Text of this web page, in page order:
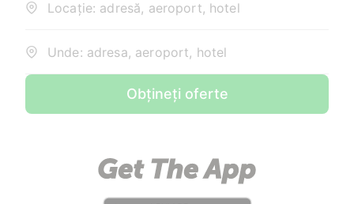
Locație: adresă, aeroport, hotel
Unde: adresa, aeroport, hotel
Obțineți oferte